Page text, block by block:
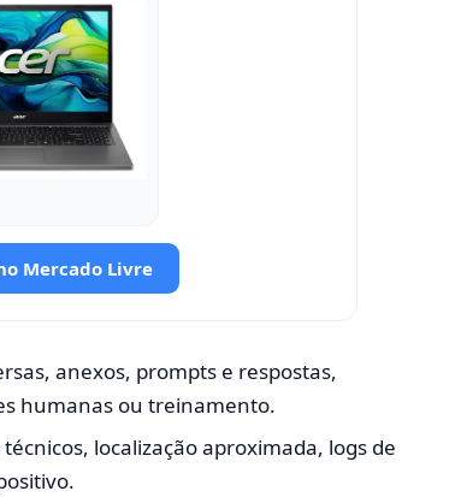
Mercado Livre
anexos, prompts e respostas,
humanas ou treinamento.
localização aproximada, logs de